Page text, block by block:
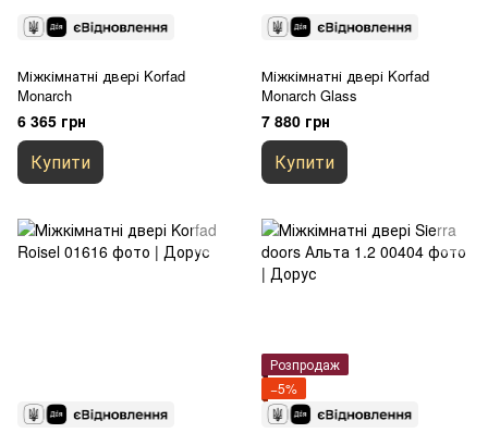
Міжкімнатні двері Korfad
Monarch
6 365 грн
Купити
Міжкімнатні двері Korfad
Monarch Glass
7 880 грн
Купити
Розпродаж
−5%